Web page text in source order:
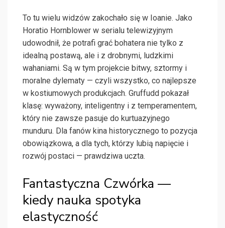
To tu wielu widzów zakochało się w Ioanie. Jako
Horatio Hornblower w serialu telewizyjnym
udowodnił, że potrafi grać bohatera nie tylko z
idealną postawą, ale i z drobnymi, ludzkimi
wahaniami. Są w tym projekcie bitwy, sztormy i
moralne dylematy — czyli wszystko, co najlepsze
w kostiumowych produkcjach. Gruffudd pokazał
klasę: wyważony, inteligentny i z temperamentem,
który nie zawsze pasuje do kurtuazyjnego
munduru. Dla fanów kina historycznego to pozycja
obowiązkowa, a dla tych, którzy lubią napięcie i
rozwój postaci — prawdziwa uczta.
Fantastyczna Czwórka —
kiedy nauka spotyka
elastyczność